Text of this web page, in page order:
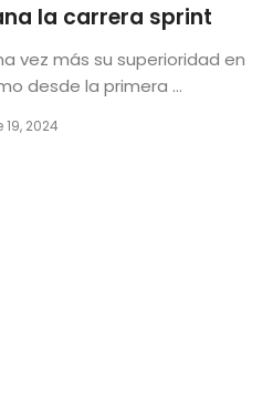
la carrera sprint
vez más su superioridad en
desde la primera ...
2024